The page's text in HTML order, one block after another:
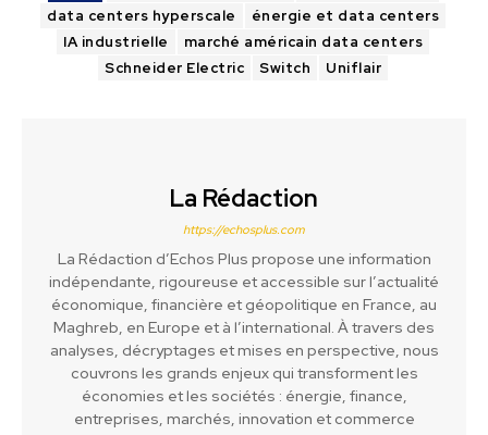
data centers hyperscale
énergie et data centers
IA industrielle
marché américain data centers
Schneider Electric
Switch Uniflair
La Rédaction
https://echosplus.com
La Rédaction d’Echos Plus propose une information
indépendante, rigoureuse et accessible sur l’actualité
économique, financière et géopolitique en France, au
Maghreb, en Europe et à l’international. À travers des
analyses, décryptages et mises en perspective, nous
couvrons les grands enjeux qui transforment les
économies et les sociétés : énergie, finance,
entreprises, marchés, innovation et commerce